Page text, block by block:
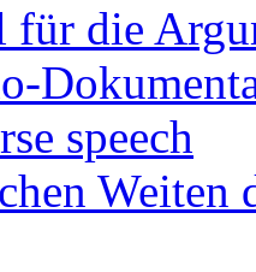
für die
speech
Weiten